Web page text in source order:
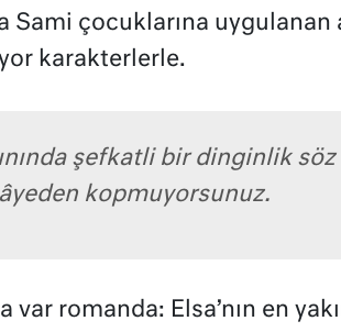
Sami çocuklarına uygulanan
karakterlerle.
şefkatli bir dinginlik
kopmuyorsunuz.
romanda: Elsa’nın en